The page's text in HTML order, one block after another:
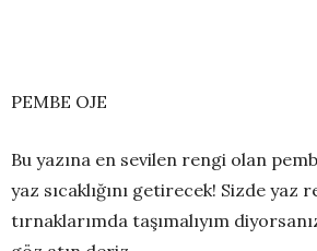
PEMBE OJE
Bu yazına en sevilen rengi olan
yaz sıcaklığını getirecek! Sizde yaz
tırnaklarımda taşımalıyım